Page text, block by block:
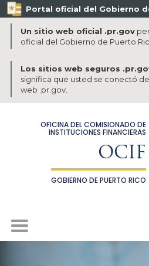
Portal oficial del Gobierno
Un sitio web oficial .pr.gov
oficial del Gobierno de Puerto
Los sitios web seguros
significa que usted se conectó
web .pr.gov.
OFICINA DEL COMISIONADO DE
INSTITUCIONES FINANCIERAS
OCIF
GOBIERNO DE PUERTO RICO